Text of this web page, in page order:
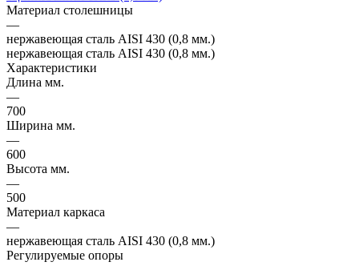
Материал столешницы
—
нержавеющая сталь AISI 430 (0,8 мм.)
нержавеющая сталь AISI 430 (0,8 мм.)
Характеристики
Длина мм.
—
700
Ширина мм.
—
600
Высота мм.
—
500
Материал каркаса
—
нержавеющая сталь AISI 430 (0,8 мм.)
Регулируемые опоры